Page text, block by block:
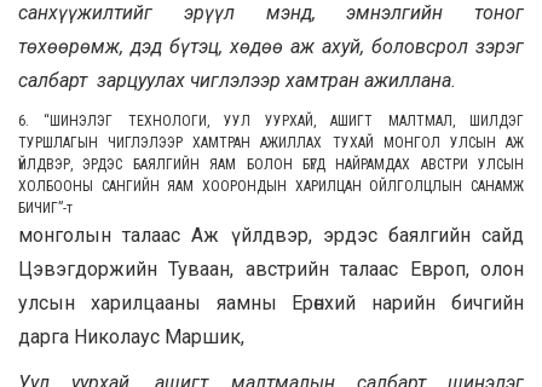
санхүүжилтийг эрүүл мэнд, эмнэлгийн тоног
төхөөрөмж, дэд бүтэц, хөдөө аж ахуй, боловсрол зэрэг
салбарт зарцуулах чиглэлээр хамтран ажиллана.
6. “ШИНЭЛЭГ ТЕХНОЛОГИ, УУЛ УУРХАЙ, АШИГТ МАЛТМАЛ, ШИЛДЭГ
ТУРШЛАГЫН ЧИГЛЭЛЭЭР ХАМТРАН АЖИЛЛАХ ТУХАЙ МОНГОЛ УЛСЫН АЖ
ҮЙЛДВЭР, ЭРДЭС БАЯЛГИЙН ЯАМ БОЛОН БҮГД НАЙРАМДАХ АВСТРИ УЛСЫН
ХОЛБООНЫ САНГИЙН ЯАМ ХООРОНДЫН ХАРИЛЦАН ОЙЛГОЛЦЛЫН САНАМЖ
БИЧИГ”-т
монголын талаас Аж үйлдвэр, эрдэс баялгийн сайд
Цэвэгдоржийн Туваан, австрийн талаас Европ, олон
улсын харилцааны яамны Ерөнхий нарийн бичгийн
дарга Николаус Маршик,